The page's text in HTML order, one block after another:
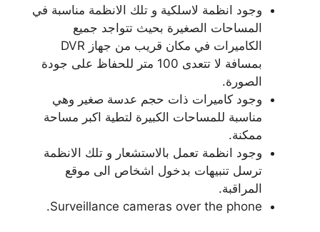
وجود انظمة لاسلكية و تلك الانظمة مناسبة في
المساحات الصغيرة بحيث تتواجد جميع
الكاميرات في مكان قريب من جهاز DVR
بمسافة لا تتعدى 100 متر للحفاظ على جودة
الصورة.
وجود كاميرات ذات حجم عدسة صغير وهي
مناسبة للمساحات الكبيرة لتطية اكبر مساحة
ممكنة.
وجود انظمة تعمل بالاستشعار و تلك الانظمة
ترسل تنبيهات بدخول اشخاص الى موقع
المراقبة.
Surveillance cameras over the phone.